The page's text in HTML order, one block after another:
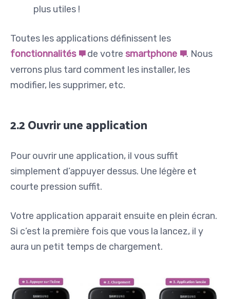
plus utiles !
Toutes les applications définissent les
fonctionnalités
de votre smartphone
. Nous
verrons plus tard comment les installer, les
modifier, les supprimer, etc.
2.2 Ouvrir une application
Pour ouvrir une application, il vous suffit
simplement d’appuyer dessus. Une légère et
courte pression suffit.
Votre application apparait ensuite en plein écran.
Si c’est la première fois que vous la lancez, il y
aura un petit temps de chargement.